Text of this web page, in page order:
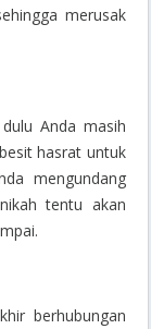
merusak
Anda masih
hasrat untuk
mengundang
tentu akan
berhubungan